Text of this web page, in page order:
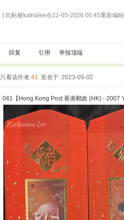
[ 此帖被katnalee在22-05-2026 00:45重新编
回复 引用 举报顶端
只看该作者 41 发表于: 2023-09-02
041【Hong Kong Post 香港郵政 (HK) - 2007